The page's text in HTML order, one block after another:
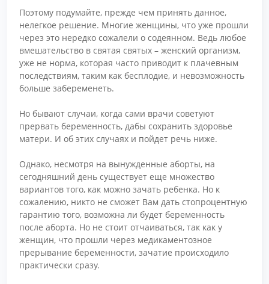
Поэтому подумайте, прежде чем принять данное,
нелегкое решение. Многие женщины, что уже прошли
через это нередко сожалели о содеянном. Ведь любое
вмешательство в святая святых – женский организм,
уже не норма, которая часто приводит к плачевным
последствиям, таким как бесплодие, и невозможность
больше забеременеть.
Но бывают случаи, когда сами врачи советуют
прервать беременность, дабы сохранить здоровье
матери. И об этих случаях и пойдет речь ниже.
Однако, несмотря на вынужденные аборты, на
сегодняшний день существует еще множество
вариантов того, как можно зачать ребенка. Но к
сожалению, никто не сможет Вам дать стопроцентную
гарантию того, возможна ли будет беременность
после аборта. Но не стоит отчаиваться, так как у
женщин, что прошли через медикаментозное
прерывание беременности, зачатие происходило
практически сразу.